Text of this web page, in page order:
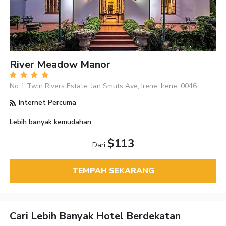
River Meadow Manor
No 1 Twin Rivers Estate, Jan Smuts Ave, Irene, Irene, 0046
Internet Percuma
Lebih banyak kemudahan
Dari $113
TEMPAH SEKARANG
Cari Lebih Banyak Hotel Berdekatan